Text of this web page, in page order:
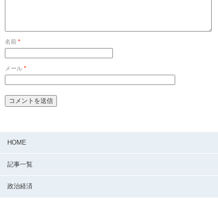
名前 *
メール *
HOME
記事一覧
政治経済